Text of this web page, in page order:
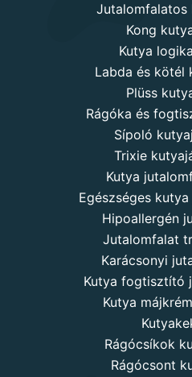
Jutalomfalatos
Kong
Kutya
Labda és kötél
Plüss
Rágóka és
Sípoló
Trixie
Kutya
Egészséges
Hipoallergén
Jutalomfalat
Karácsonyi
Kutya fogtisztító
Kutya
Rágócsíkok
Rágócsont